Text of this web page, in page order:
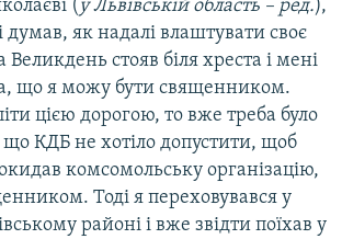
( у Львівській область – ред.),
як надалі влаштувати своє
стояв біля хреста і мені
що я можу бути священником.
цією дорогою, то вже треба було
КДБ не хотіло допустити, щоб
комсомольську організацію,
Тоді я переховувався у
районі і вже звідти поїхав у